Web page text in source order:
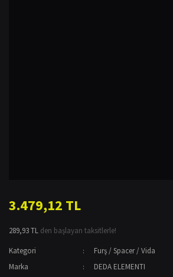
3.479,12 TL
289,93 TL den başlayan taksitlerle!
Kategori
Furş / Spacer / Vida
Marka
DEDA ELEMENTI